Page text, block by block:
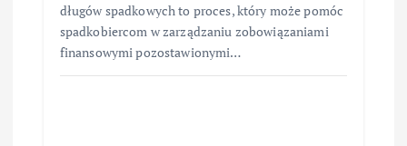
długów spadkowych to proces, który może pomóc
spadkobiercom w zarządzaniu zobowiązaniami
finansowymi pozostawionymi…